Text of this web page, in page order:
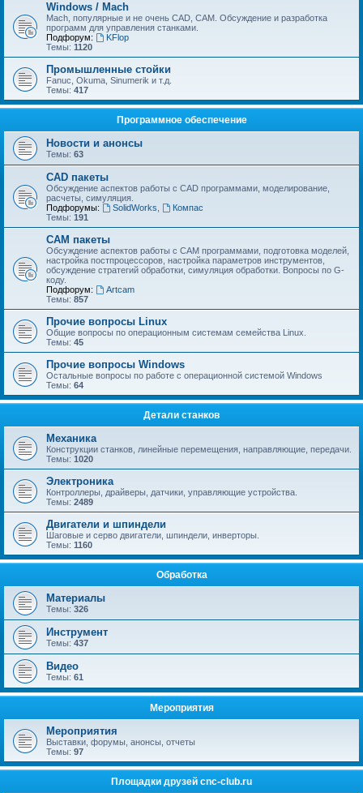
Windows / Mach
Mach, популярные и не очень CAD, CAM. Обсуждение и разработка
программ для управления станками.
Подфорум:
KFlop
Темы: 1120
Промышленные стойки
Fanuc, Okuma, Sinumerik и т.д.
Темы: 417
Программное обеспечение
Новости и анонсы
Темы: 63
CAD пакеты
Обсуждение аспектов работы с CAD программами, моделирование,
расчеты, симуляция.
Подфорумы:
SolidWorks
Компас
Темы: 191
CAM пакеты
Обсуждение аспектов работы с CAМ программами, подготовка моделей,
настройка постпроцессоров, настройка параметров инструментов,
обсуждение стратегий обработки, симуляция обработки. Вопросы по G-
коду.
Подфорум:
Artcam
Темы: 857
Прочие вопросы Linux
Общие вопросы по операционным системам семейства Linux.
Темы: 45
Прочие вопросы Windows
Остальные вопросы по работе с операционной системой Windows
Темы: 64
Детали станков
Механика
Конструкции станков, линейные перемещения, направляющие, передачи.
Темы: 1020
Электроника
Контроллеры, драйверы, датчики, управляющие устройства.
Темы: 2489
Двигатели и шпиндели
Шаговые и серво двигатели, шпиндели, инверторы.
Темы: 1160
Обработка
Материалы
Темы: 326
Инструмент
Темы: 437
Видео
Темы: 61
Мероприятия
Мероприятия
Выставки, форумы, анонсы, отчеты
Темы: 97
Площадки друзей cnc-club.ru